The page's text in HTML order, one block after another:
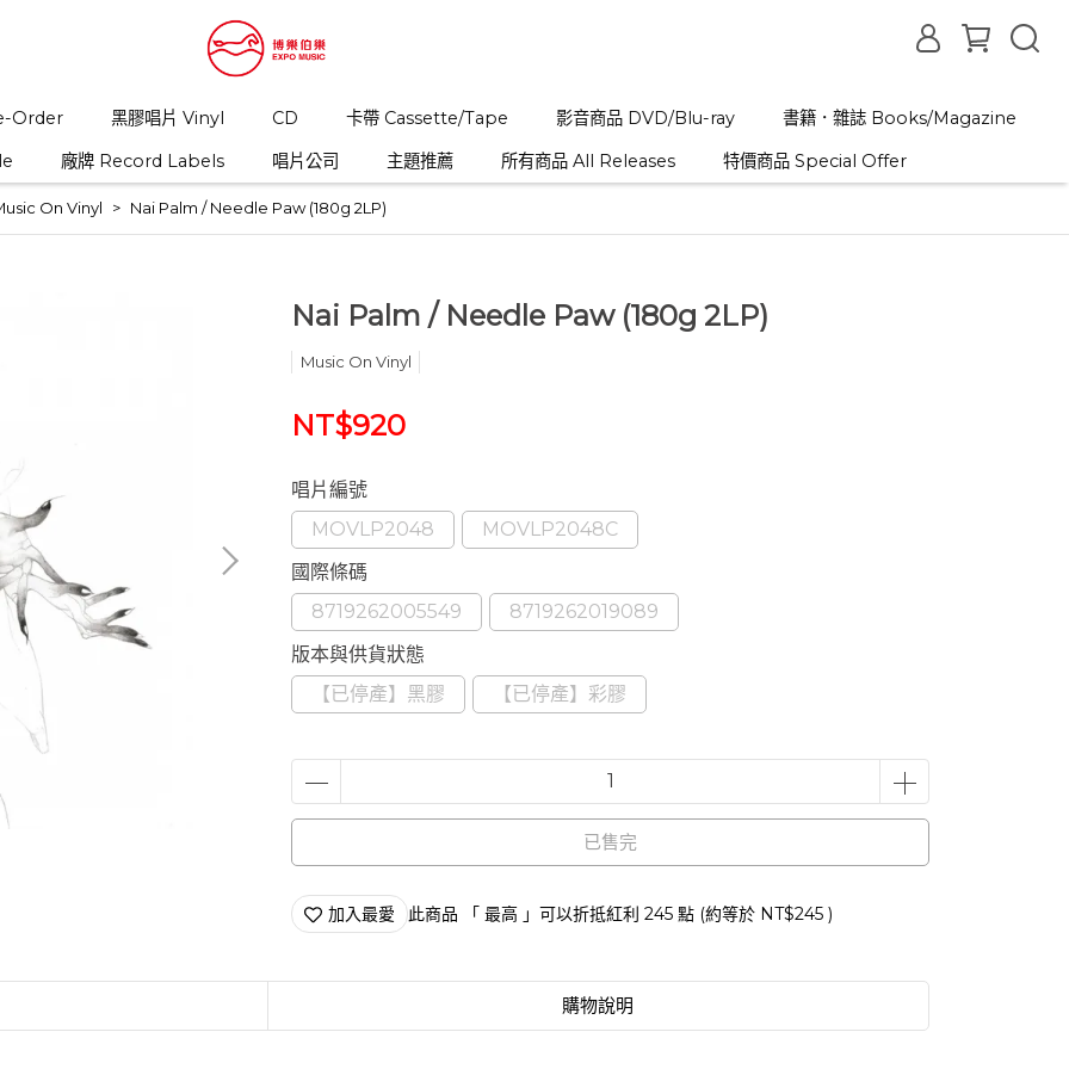
Order 黑膠唱片 Vinyl CD 卡帶 Cassette/Tape 影音商品 DVD/Blu-ray
書籍．雜誌 Books/Magazine
廠牌 Record Labels 唱片公司 主題推薦 所有商品 All Releases 特價商品 Special Offer
On Vinyl Nai Palm / Needle Paw (180g 2LP)
Nai Palm / Needle Paw (180g 2LP)
Music On Vinyl
NT$920
唱片編號
MOVLP2048
MOVLP2048C
國際條碼
8719262005549
8719262019089
版本與供貨狀態
【已停產】黑膠
【已停產】彩膠
已售完
加入最愛 此商品 「 最高 」可以折抵紅利 245 點 (約等於 NT$245 )
購物說明